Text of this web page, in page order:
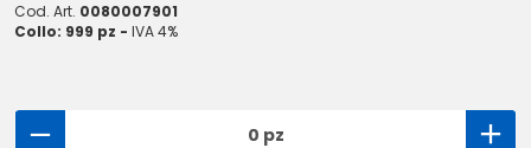
Cod. Art. 0080007901
Collo: 999 pz - IVA 4%
0 pz